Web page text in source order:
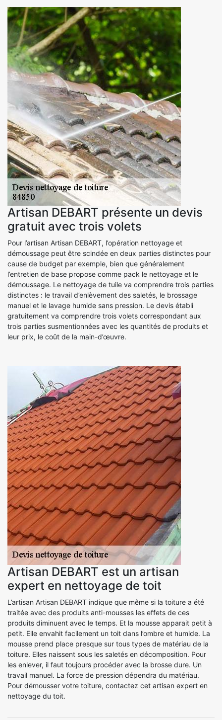
Artisan DEBART présente un devis
gratuit avec trois volets
Pour l’artisan Artisan DEBART, l’opération nettoyage et
démoussage peut être scindée en deux parties distinctes pour
cause de budget par exemple, bien que généralement
l’entretien de base propose comme pack le nettoyage et le
démoussage. Le nettoyage de tuile va comprendre trois parties
distinctes : le travail d’enlèvement des saletés, le brossage
manuel et le lavage humide sans pression. Le devis établi
gratuitement va comprendre trois volets correspondant aux
trois parties susmentionnées avec les quantités de produits et
leur prix, le coût de la main-d’œuvre.
Artisan DEBART est un artisan
expert en nettoyage de toit
L’artisan Artisan DEBART indique que même si la toiture a été
traitée avec des produits anti-mousses les effets de ces
produits diminuent avec le temps. Et la mousse apparait petit à
petit. Elle envahit facilement un toit dans l’ombre et humide. La
mousse prend place presque sur tous types de matériau de la
toiture. Elles naissent sous les saletés en décomposition. Pour
les enlever, il faut toujours procéder avec la brosse dure. Un
travail manuel. La force de pression dépendra du matériau.
Pour démousser votre toiture, contactez cet artisan expert en
nettoyage du toit.